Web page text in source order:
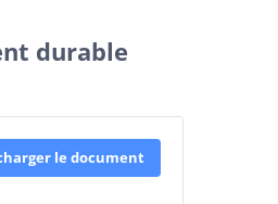
durable
le document